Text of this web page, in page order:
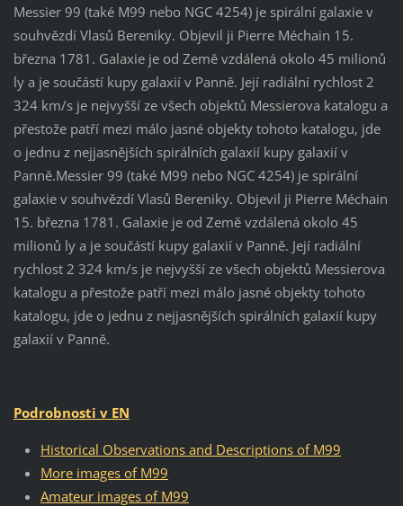
Messier 99 (také M99 nebo NGC 4254) je spirální galaxie v
souhvězdí Vlasů Bereniky. Objevil ji Pierre Méchain 15.
března 1781. Galaxie je od Země vzdálená okolo 45 milionů
ly a je součástí kupy galaxií v Panně. Její radiální rychlost 2
324 km/s je nejvyšší ze všech objektů Messierova katalogu a
přestože patří mezi málo jasné objekty tohoto katalogu, jde
o jednu z nejjasnějších spirálních galaxií kupy galaxií v
Panně.Messier 99 (také M99 nebo NGC 4254) je spirální
galaxie v souhvězdí Vlasů Bereniky. Objevil ji Pierre Méchain
15. března 1781. Galaxie je od Země vzdálená okolo 45
milionů ly a je součástí kupy galaxií v Panně. Její radiální
rychlost 2 324 km/s je nejvyšší ze všech objektů Messierova
katalogu a přestože patří mezi málo jasné objekty tohoto
katalogu, jde o jednu z nejjasnějších spirálních galaxií kupy
galaxií v Panně.
Podrobnosti v EN
Historical Observations and Descriptions of M99
More images of M99
Amateur images of M99